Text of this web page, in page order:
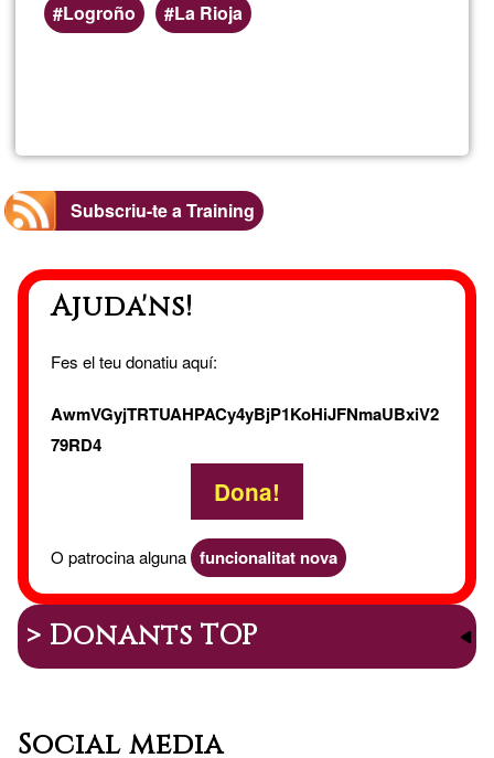
Logroño
La Rioja
Subscriu-te a Training
Ajuda'ns!
Fes el teu donatiu aquí:
AwmVGyjTRTUAHPACy4yBjP1KoHiJFNmaUBxiV2
79RD4
Dona!
O patrocina alguna funcionalitat nova
> Donants TOP
Social media